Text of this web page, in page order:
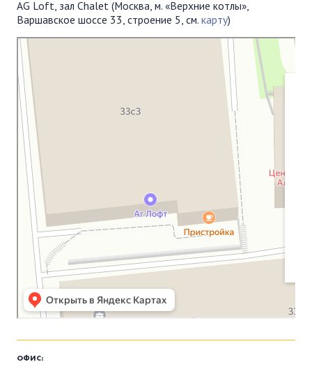
AG Loft, зал Chalet (Москва, м. «Верхние котлы»,
Варшавское шоссе 33, строение 5, см. карту)
Московская Библейская Церковь
Протестантская церковь в Москве
ОФИС: